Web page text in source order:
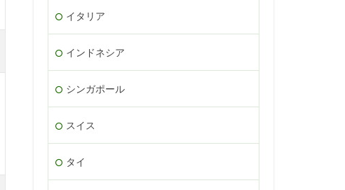
イタリア
インドネシア
シンガポール
スイス
タイ